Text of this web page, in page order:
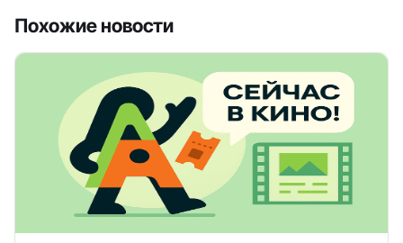
Похожие новости